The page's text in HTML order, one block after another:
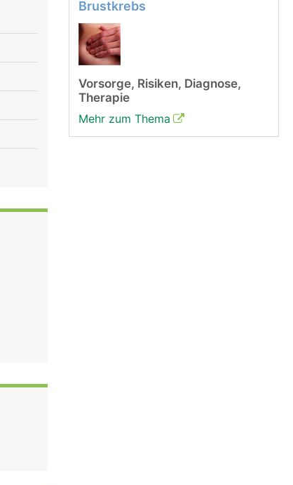
Brustkrebs
Vorsorge, Risiken, Diagnose,
Therapie
Mehr zum Thema